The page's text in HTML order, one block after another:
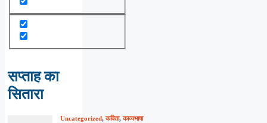
सप्ताह का
सितारा
Uncategorized,कविता,काव्यभाषा